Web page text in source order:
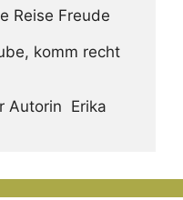
Reise Freude
komm recht
Autorin  Erika